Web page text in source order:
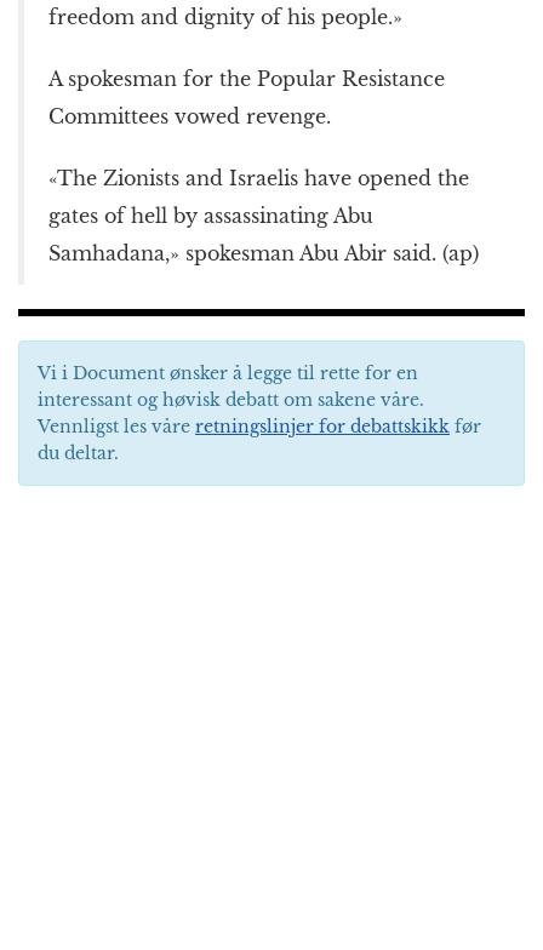
freedom and dignity of his people.»
A spokesman for the Popular Resistance
Committees vowed revenge.
«The Zionists and Israelis have opened the
gates of hell by assassinating Abu
Samhadana,» spokesman Abu Abir said. (ap)
Vi i Document ønsker å legge til rette for en
interessant og høvisk debatt om sakene våre.
Vennligst les våre retningslinjer for debattskikk før
du deltar.